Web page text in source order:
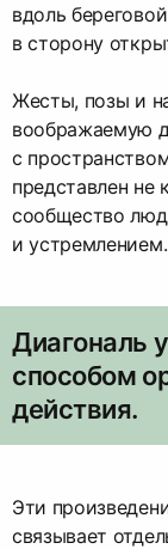
вдоль
в сторону
Жесты, позы и
воображаемую
с
представлен не
сообщество
и устремлением.
Диагональ
способом
действия.
Эти
связывает